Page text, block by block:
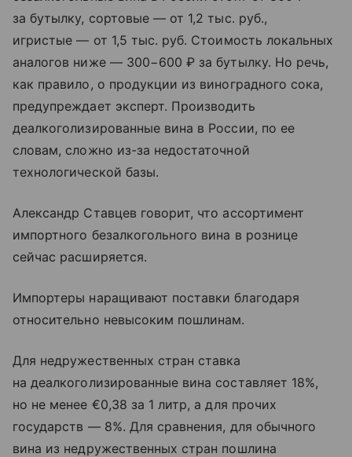
за бутылку, сортовые — от 1,2 тыс. руб.,
игристые — от 1,5 тыс. руб. Стоимость локальных
аналогов ниже — 300−600 ₽ за бутылку. Но речь,
как правило, о продукции из виноградного сока,
предупреждает эксперт. Производить
деалкоголизированные вина в России, по ее
словам, сложно из-за недостаточной
технологической базы.
Александр Ставцев говорит, что ассортимент
импортного безалкогольного вина в рознице
сейчас расширяется.
Импортеры наращивают поставки благодаря
относительно невысоким пошлинам.
Для недружественных стран ставка
на деалкоголизированные вина составляет 18%,
но не менее €0,38 за 1 литр, а для прочих
государств — 8%. Для сравнения, для обычного
вина из недружественных стран пошлина